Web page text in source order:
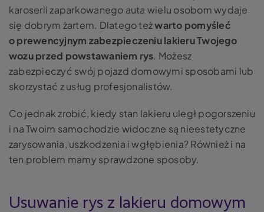
karoserii zaparkowanego auta wielu osobom wydaje
się dobrym żartem. Dlatego teżwarto pomyśleć
o prewencyjnym zabezpieczeniu lakieru Twojego
wozu przed powstawaniem rys. Możesz
zabezpieczyć swój pojazd domowymi sposobami lub
skorzystać z usług profesjonalistów.
Co jednak zrobić, kiedy stan lakieru uległ pogorszeniu
i na Twoim samochodzie widoczne są nieestetyczne
zarysowania, uszkodzenia i wgłębienia? Również i na
ten problem mamy sprawdzone sposoby.
Usuwanie rys z lakieru domowym